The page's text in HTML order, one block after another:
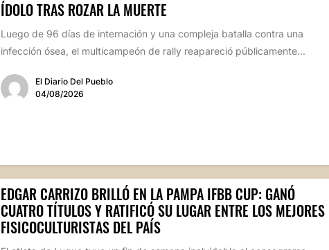
ÍDOLO TRAS ROZAR LA MUERTE
Luego de 96 días de internación y una compleja batalla contra una
infección ósea, el multicampeón de rally reapareció públicamente...
El Diario Del Pueblo
04/08/2026
EDGAR CARRIZO BRILLÓ EN LA PAMPA IFBB CUP: GANÓ
CUATRO TÍTULOS Y RATIFICÓ SU LUGAR ENTRE LOS MEJORES
FISICOCULTURISTAS DEL PAÍS